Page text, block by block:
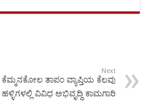
Next
ಕೆಮ್ಮನಕೋಲ ತಾಪಂ ವ್ಯಾಪ್ತಿಯ ಕೆಲವು
ಹಳ್ಳಿಗಳಲ್ಲಿ ವಿವಿಧ ಅಭಿವೃದ್ಧಿ ಕಾಮಗಾರಿ